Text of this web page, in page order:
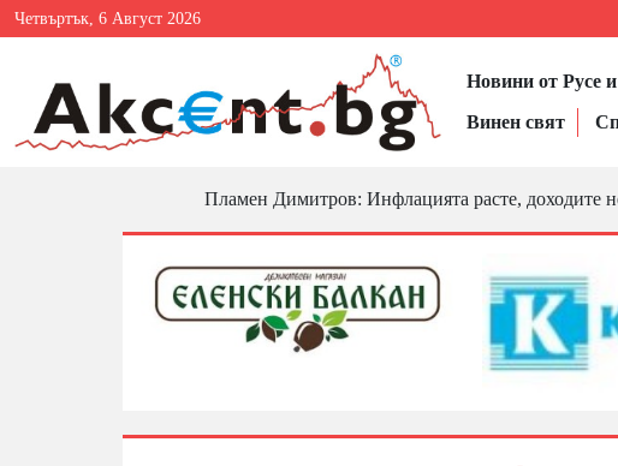
Четвъртък, 6 Август 2026
Новини от Русе и
Винен свят
Пламен Димитров: Инфлацията расте, доходите